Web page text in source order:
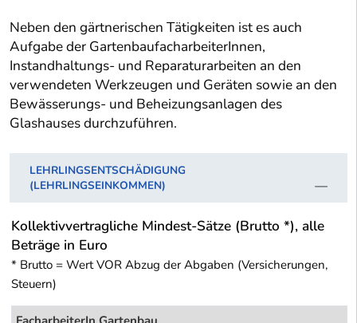
Neben den gärtnerischen Tätigkeiten ist es auch
Aufgabe der GartenbaufacharbeiterInnen,
Instandhaltungs- und Reparaturarbeiten an den
verwendeten Werkzeugen und Geräten sowie an den
Bewässerungs- und Beheizungsanlagen des
Glashauses durchzuführen.
LEHRLINGSENTSCHÄDIGUNG
(LEHRLINGSEINKOMMEN)
Kollektivvertragliche Mindest-Sätze (Brutto *), alle
Beträge in Euro
* Brutto = Wert VOR Abzug der Abgaben (Versicherungen,
Steuern)